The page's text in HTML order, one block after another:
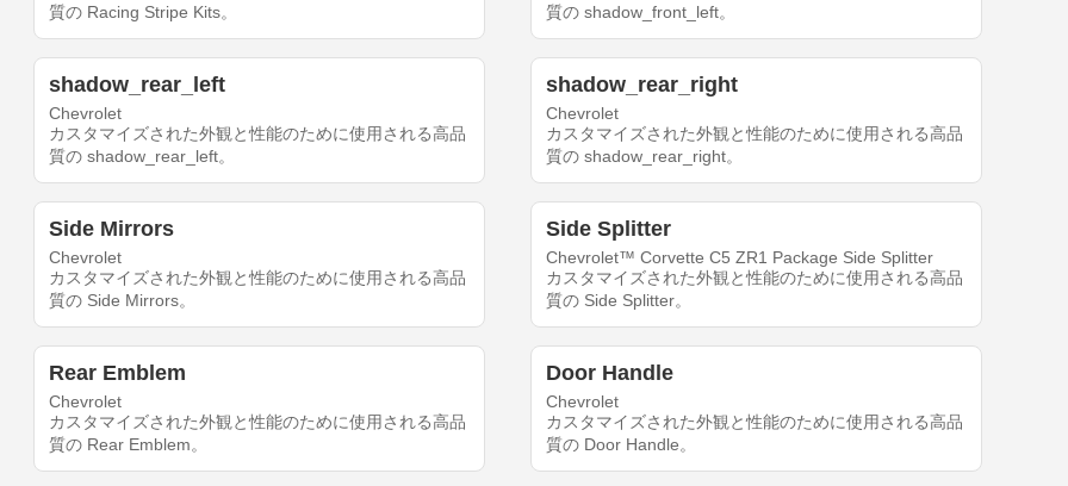
質の Racing Stripe Kits。
質の shadow_front_left。
shadow_rear_left
Chevrolet
カスタマイズされた外観と性能のために使用される高品
質の shadow_rear_left。
shadow_rear_right
Chevrolet
カスタマイズされた外観と性能のために使用される高品
質の shadow_rear_right。
Side Mirrors
Chevrolet
カスタマイズされた外観と性能のために使用される高品
質の Side Mirrors。
Side Splitter
Chevrolet™ Corvette C5 ZR1 Package Side Splitter
カスタマイズされた外観と性能のために使用される高品
質の Side Splitter。
Rear Emblem
Chevrolet
カスタマイズされた外観と性能のために使用される高品
質の Rear Emblem。
Door Handle
Chevrolet
カスタマイズされた外観と性能のために使用される高品
質の Door Handle。